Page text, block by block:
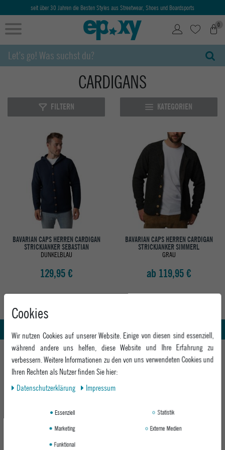
seit über 30 Jahren die Besten Styles aus Streetwear, Shoes und Boardsports
0
CARDIGANS
FILTERN KATEGORIEN
BAVARIAN CAPS HERREN CARDIGAN
STRICKJANKER SEBASTIAN
DUNKELBLAU
129,95 €
BAVARIAN CAPS HERREN CARDIGAN
STRICKJANKER SIMMERL
GRAU
ab 119,95 €
Whatsapp Support
HILFE UND BERATUNG
Beratung
Zahlung & Versand
INFO & KONTAKT
+49 991 3831077
Montag - Freitag: 8:00 - 18:00
We Care - Wiederverwendete Verpackungen
Cookies
Wir nutzen Cookies auf unserer Website. Einige von diesen sind essenziell,
während andere uns helfen, diese Website und Ihre Erfahrung zu
verbessern. Weitere Informationen zu den von uns verwendeten Cookies und
Ihren Rechten als Nutzer finden Sie hier:
Daten­schutz­erklärung
Impressum
Essenziell
Statistik
Marketing
Externe Medien
Funktional